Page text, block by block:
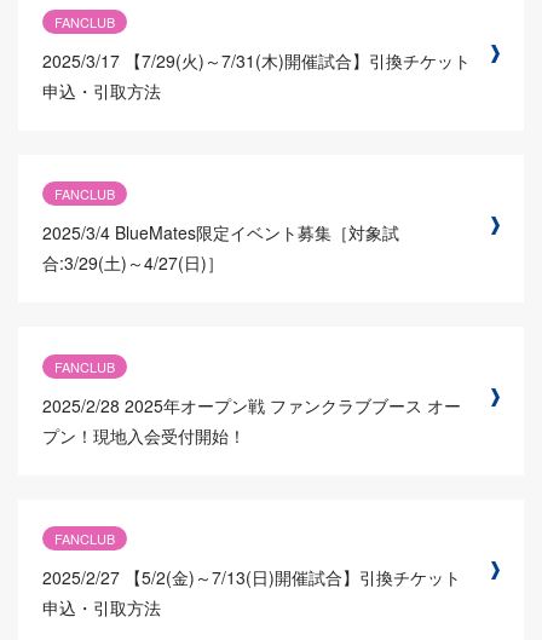
FANCLUB
2025/3/17 【7/29(火)～7/31(木)開催試合】引換チケット
申込・引取方法
FANCLUB
2025/3/4 BlueMates限定イベント募集［対象試
合:3/29(土)～4/27(日)］
FANCLUB
2025/2/28 2025年オープン戦 ファンクラブブース オー
プン！現地入会受付開始！
FANCLUB
2025/2/27 【5/2(金)～7/13(日)開催試合】引換チケット
申込・引取方法